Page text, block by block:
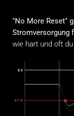
"No More Reset"
Stromversorgung
wie hart und oft